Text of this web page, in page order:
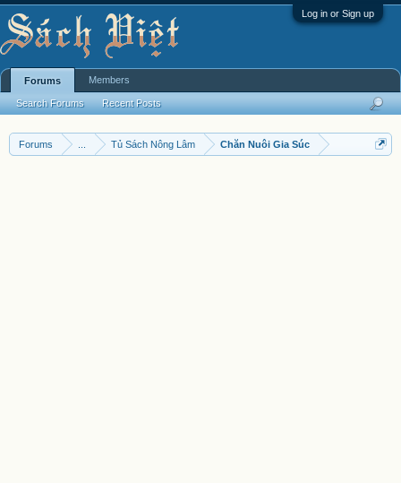
Log in or Sign up
Forums Tủ Sách Nông Lâm Chăn Nuôi Gia Súc
Forums
Search Forums Recent Posts
Members